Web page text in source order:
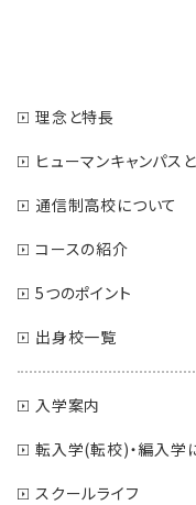
理念と特長
ヒューマンキャンパス
通信制高校について
コースの紹介
5つのポイント
出身校一覧
入学案内
転入学(転校)・編入学
スクールライフ